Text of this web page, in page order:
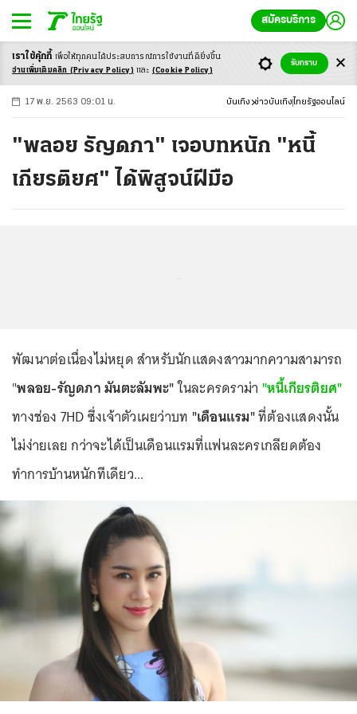
สมัครบริการ
-ก ก ก+
17 พ.ย. 2563 09:01 น. บันเทิง ข่าวบันเทิง ไทยรัฐออนไลน์
"พลอย รัญดภา" เจอบทหนัก "หนี้
เกียรติยศ" ได้พิสูจน์ฝีมือ
พัฒนาต่อเนื่องไม่หยุด สำหรับนักแสดงสาวมากความสามารถ
"พลอย-รัญดภา มันตะลัมพะ"ในละครดราม่า "หนี้เกียรติยศ"
ทางช่อง 7HD ซึ่งเจ้าตัวเผยว่าบท "เดือนแรม"ที่ต้องแสดงนั้น
ไม่ง่ายเลย กว่าจะได้เป็นเดือนแรมที่แฟนละครเกลียดต้อง
ทำการบ้านหนักทีเดียว...
เราใช้คุ้กกี้ เพื่อให้ทุกคนได้ประสบการณ์การใช้งานที่ดียิ่งขึ้น
อ่านเพิ่มเติมคลิก (Privacy Policy) และ (Cookie Policy)
รับทราบ